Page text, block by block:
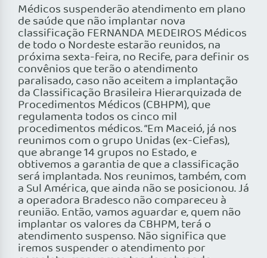
Médicos suspenderão atendimento em plano
de saúde que não implantar nova
classificação FERNANDA MEDEIROS Médicos
de todo o Nordeste estarão reunidos, na
próxima sexta-feira, no Recife, para definir os
convênios que terão o atendimento
paralisado, caso não aceitem a implantação
da Classificação Brasileira Hierarquizada de
Procedimentos Médicos (CBHPM), que
regulamenta todos os cinco mil
procedimentos médicos. “Em Maceió, já nos
reunimos com o grupo Unidas (ex-Ciefas),
que abrange 14 grupos no Estado, e
obtivemos a garantia de que a classificação
será implantada. Nos reunimos, também, com
a Sul América, que ainda não se posicionou. Já
a operadora Bradesco não compareceu à
reunião. Então, vamos aguardar e, quem não
implantar os valores da CBHPM, terá o
atendimento suspenso. Não significa que
iremos suspender o atendimento por